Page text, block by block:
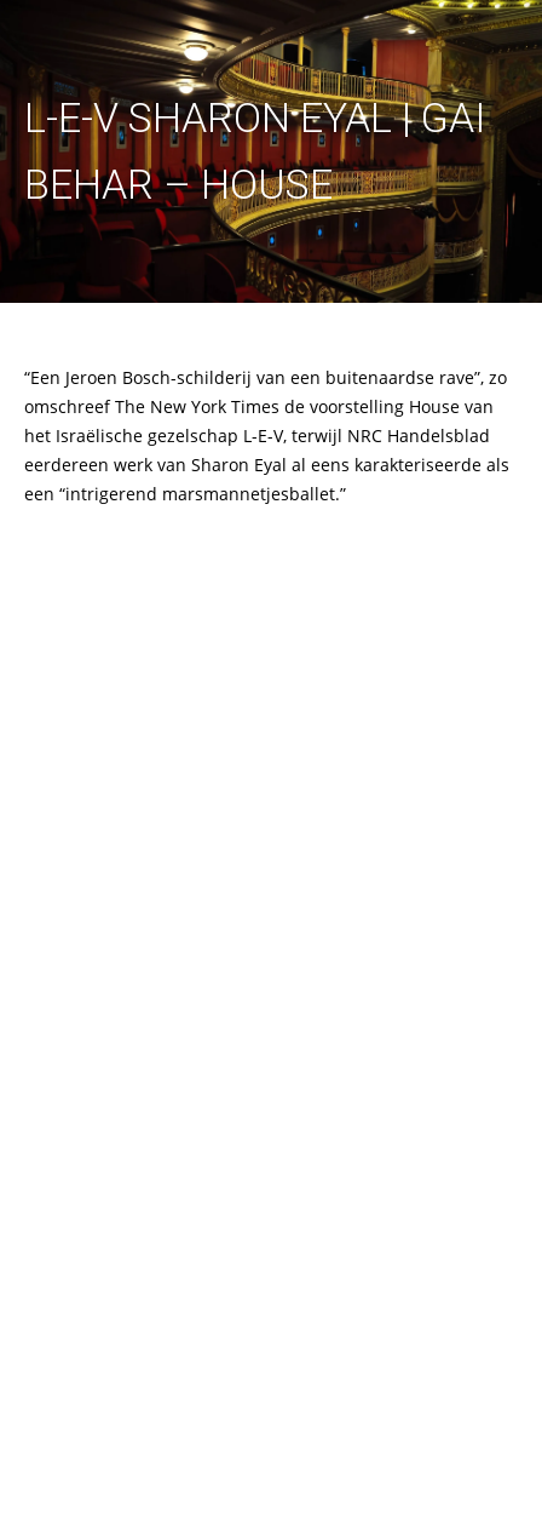
L-E-V SHARON EYAL | GAI
BEHAR – HOUSE
“Een Jeroen Bosch-schilderij van een buitenaardse rave”, zo
omschreef The New York Times de voorstelling House van
het Israëlische gezelschap L-E-V, terwijl NRC Handelsblad
eerdereen werk van Sharon Eyal al eens karakteriseerde als
een “intrigerend marsmannetjesballet.”